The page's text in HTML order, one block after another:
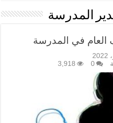
المدرسة
العام في المدرسة
0
3,918